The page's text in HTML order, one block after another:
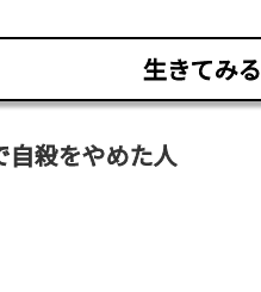
生きてみる
自殺をやめた人